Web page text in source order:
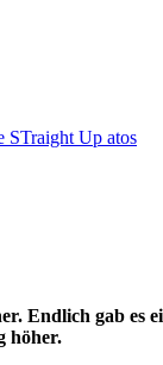
STraight Up atos
Endlich gab es
höher.